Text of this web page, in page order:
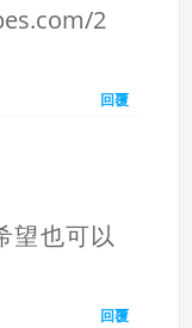
2
回覆
望也可以
回覆